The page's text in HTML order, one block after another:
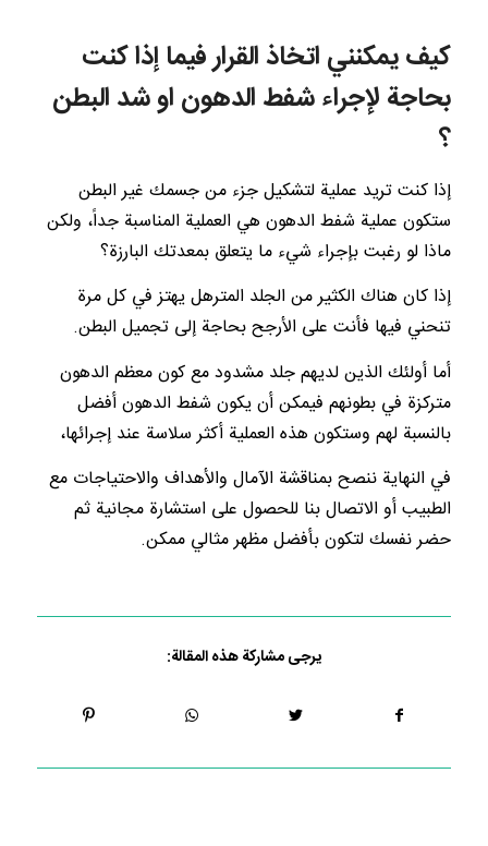
كيف يمكنني اتخاذ القرار فيما إذا كنت
بحاجة لإجراء شفط الدهون او شد البطن
؟
إذا كنت تريد عملية لتشكيل جزء من جسمك غير البطن
ستكون عملية شفط الدهون هي العملية المناسبة جداً، ولكن
ماذا لو رغبت بإجراء شيء ما يتعلق بمعدتك البارزة؟
إذا كان هناك الكثير من الجلد المترهل يهتز في كل مرة
تنحني فيها فأنت على الأرجح بحاجة إلى تجميل البطن.
أما أولئك الذين لديهم جلد مشدود مع كون معظم الدهون
متركزة في بطونهم فيمكن أن يكون شفط الدهون أفضل
بالنسبة لهم وستكون هذه العملية أكثر سلاسة عند إجرائها،
في النهاية ننصح بمناقشة الآمال والأهداف والاحتياجات مع
الطبيب أو الاتصال بنا للحصول على استشارة مجانية ثم
حضر نفسك لتكون بأفضل مظهر مثالي ممكن.
يرجى مشاركة هذه المقالة: